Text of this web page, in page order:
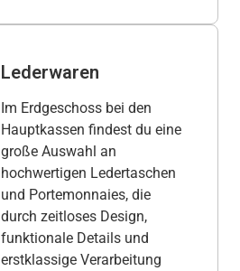
Lederwaren
Im Erdgeschoss bei den
Hauptkassen findest du eine
große Auswahl an
hochwertigen Ledertaschen
und Portemonnaies, die
durch zeitloses Design,
funktionale Details und
erstklassige Verarbeitung